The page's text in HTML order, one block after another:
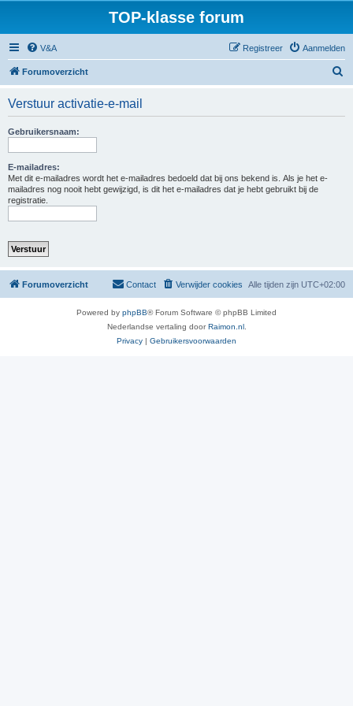
TOP-klasse forum
V&A Aanmelden
Registreer
Forumoverzicht
Verstuur activatie-e-mail
Gebruikersnaam:
E-mailadres:
Met dit e-mailadres wordt het e-mailadres bedoeld dat bij ons bekend is. Als je het e-
mailadres nog nooit hebt gewijzigd, is dit het e-mailadres dat je hebt gebruikt bij de
registratie.
Forumoverzicht Alle tijden zijn UTC+02:00
Verwijder cookies
Contact
Powered by phpBB® Forum Software © phpBB Limited
Nederlandse vertaling doorRaimon.nl.
Privacy | Gebruikersvoorwaarden